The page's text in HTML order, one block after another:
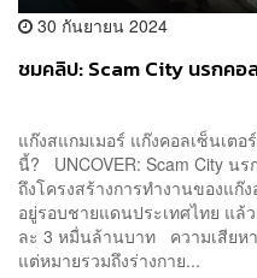
30 กันยายน 2024
ชมคลิป: Scam City นรกคอ
แก๊งสแกมเมอร์ แก๊งคอลเซ็นเต
นี้? UNCOVER: Scam City นร
ถึงโครงสร้างการทำงานของแ
อยู่รอบชายแดนประเทศไทย แล้
ละ 3 หมื่นล้านบาท ความเสียห
แต่หมายรวมถึงร่างกาย...